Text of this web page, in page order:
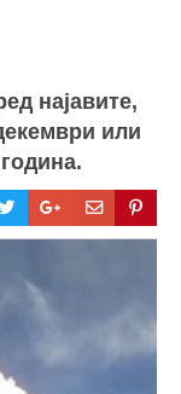
најавите,
или